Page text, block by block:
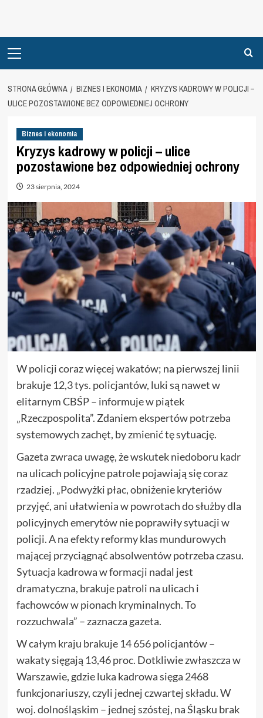
Menu
STRONA GŁÓWNA BIZNES I EKONOMIA
KRYZYS KADROWY W POLICJI –
ULICE POZOSTAWIONE BEZ ODPOWIEDNIEJ OCHRONY
Biznes i ekonomia
Kryzys kadrowy w policji – ulice
pozostawione bez odpowiedniej ochrony
23 sierpnia, 2024
W policji coraz więcej wakatów; na pierwszej linii
brakuje 12,3 tys. policjantów, luki są nawet w
elitarnym CBŚP – informuje w piątek
„Rzeczpospolita”. Zdaniem ekspertów potrzeba
systemowych zachęt, by zmienić tę sytuację.
Gazeta zwraca uwagę, że wskutek niedoboru kadr
na ulicach policyjne patrole pojawiają się coraz
rzadziej. „Podwyżki płac, obniżenie kryteriów
przyjęć, ani ułatwienia w powrotach do służby dla
policyjnych emerytów nie poprawiły sytuacji w
policji. A na efekty reformy klas mundurowych
mającej przyciągnąć absolwentów potrzeba czasu.
Sytuacja kadrowa w formacji nadal jest
dramatyczna, brakuje patroli na ulicach i
fachowców w pionach kryminalnych. To
rozzuchwala” – zaznacza gazeta.
W całym kraju brakuje 14 656 policjantów –
wakaty sięgają 13,46 proc. Dotkliwie zwłaszcza w
Warszawie, gdzie luka kadrowa sięga 2468
funkcjonariuszy, czyli jednej czwartej składu. W
woj. dolnośląskim – jednej szóstej, na Śląsku brak